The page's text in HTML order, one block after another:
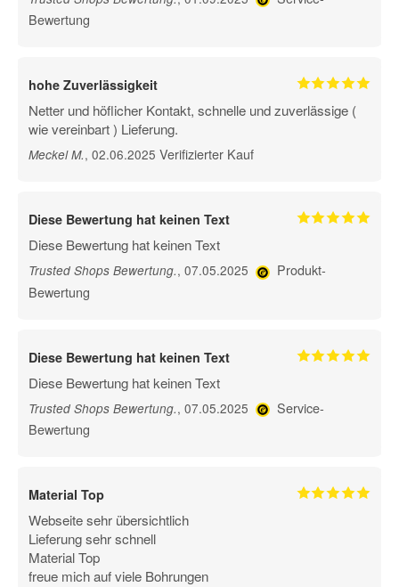
Bewertung
hohe Zuverlässigkeit
Netter und höflicher Kontakt, schnelle und zuverlässige (
wie vereinbart ) Lieferung.
Meckel M., 02.06.2025Verifizierter Kauf
Diese Bewertung hat keinen Text
Diese Bewertung hat keinen Text
Trusted Shops Bewertung., 07.05.2025
Produkt-
Bewertung
Diese Bewertung hat keinen Text
Diese Bewertung hat keinen Text
Trusted Shops Bewertung., 07.05.2025
Service-
Bewertung
Material Top
Webseite sehr übersichtlich
Lieferung sehr schnell
Material Top
freue mich auf viele Bohrungen